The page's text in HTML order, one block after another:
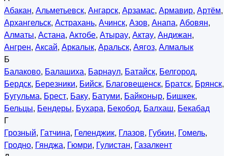
Абакан, Альметьевск, Ангарск, Арзамас, Армавир, Артём,
Архангельск, Астрахань, Ачинск, Азов, Анапа, Абовян,
Алматы, Астана, Актобе, Атырау, Актау, Андижан,
Ангрен, Аксай, Аркалык, Аральск, Аягоз, Алмалык
Б
Балаково, Балашиха, Барнаул, Батайск, Белгород,
Бердск, Березники, Бийск, Благовещенск, Братск, Брянск,
Бугульма, Брест, Баку, Батуми, Байконыр, Бишкек,
Бельцы, Бендеры, Бухара, Бекобод, Балхаш, Бекабад
Г
Грозный, Гатчина, Геленджик, Глазов, Губкин, Гомель,
Гродно, Гянджа, Гюмри, Гулистан, Газалкент